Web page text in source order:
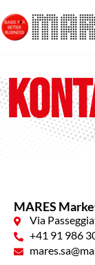
Inhalt
springen
MARES
Via
+41 91 986